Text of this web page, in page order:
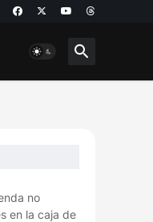
no
en la caja de